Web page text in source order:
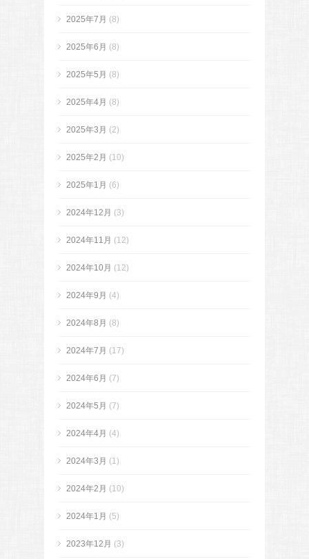
2025年7月 (8)
2025年6月 (8)
2025年5月 (8)
2025年4月 (8)
2025年3月 (2)
2025年2月 (10)
2025年1月 (6)
2024年12月 (3)
2024年11月 (12)
2024年10月 (12)
2024年9月 (4)
2024年8月 (8)
2024年7月 (17)
2024年6月 (7)
2024年5月 (7)
2024年4月 (4)
2024年3月 (1)
2024年2月 (10)
2024年1月 (5)
2023年12月 (3)